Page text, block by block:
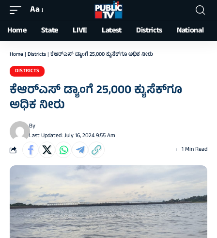
Font
Resizer
Aa
Home State LIVE Latest Districts National
Home | Districts | ಕೆಆರ್‌ಎಸ್ ಡ್ಯಾಂಗೆ 25,000 ಕ್ಯುಸೆಕ್‌ಗೂ ಅಧಿಕ ನೀರು
DISTRICTS
ಕೆಆರ್‌ಎಸ್ ಡ್ಯಾಂಗೆ 25,000 ಕ್ಯುಸೆಕ್‌ಗೂ
ಅಧಿಕ ನೀರು
Last Updated: July 16, 2024 9:55 Am
By
1 Min Read